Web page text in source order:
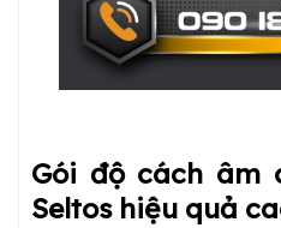
Gói độ cách âm
Seltos hiệu quả